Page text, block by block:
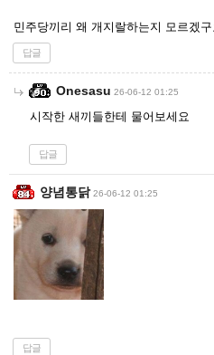
민주당끼리 왜 개지랄하는지 모르겠구
답글
Onesasu 26-06-12 01:25
시작한 새끼들한테 물어보세요
답글
양념통닭 26-06-12 01:25
답글